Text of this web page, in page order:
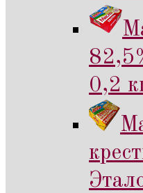
0,2